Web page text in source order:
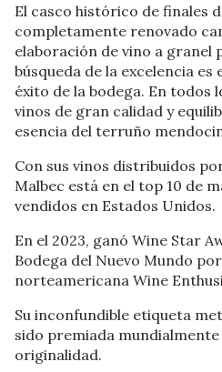
El casco histórico de finales
completamente renovado
elaboración de vino a granel
búsqueda de la excelencia
éxito de la bodega. En todos
vinos de gran calidad y
esencia del terruño
Con sus vinos distribuidos
Malbec está en el top 10 de
vendidos en Estados Unidos.
En el 2023, ganó Wine Star
Bodega del Nuevo Mundo
norteamericana Wine
Su inconfundible etiqueta
sido premiada
originalidad.